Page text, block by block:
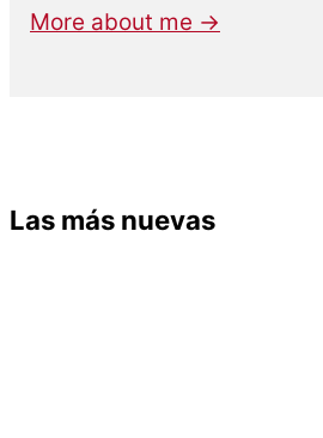
More about me →
Las más nuevas